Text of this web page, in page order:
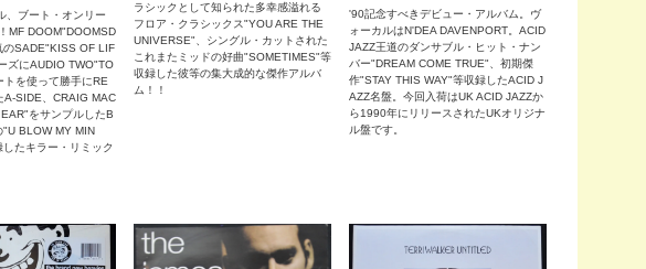
、ブート・オンリー
MF DOOM"DOOMSD
のSADE"KISS OF LIF
ズにAUDIO TWO"TO
トを使って勝手にRE
A-SIDE、CRAIG MAC
をサンプルしたB
BLOW MY MIN
たキラー・リミック
ラシックとして知られた多幸感溢れる
フロア・クラシックス"YOU ARE THE
UNIVERSE"、シングル・カットされた
これまたミッドの好曲"SOMETIMES"等
収録した彼等の集大成的な傑作アルバ
ム！！
'90記念すべきデビュー・アルバム。ヴ
ォーカルはN'DEA DAVENPORT。ACID
JAZZ王道のダンサブル・ヒット・ナン
バー"DREAM COME TRUE"、初期傑
作"STAY THIS WAY"等収録したACID J
AZZ名盤。今回入荷はUK ACID JAZZか
ら1990年にリリースされたUKオリジナ
ル盤です。